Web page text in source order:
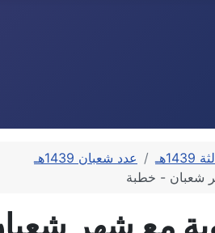
عدد شعبان 1439هـ
شعبان - خطبة